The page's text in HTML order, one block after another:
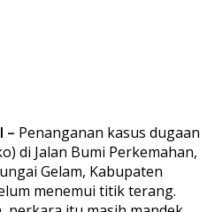
– Penanganan kasus dugaan
di Jalan Bumi Perkemahan,
Gelam, Kabupaten
menemui titik terang.